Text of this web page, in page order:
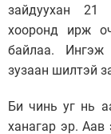
зайдуухан 21
хооронд ирж
байлаа. Ингэж
зузаан шилтэй
Би чинь уг нь
ханагар эр.